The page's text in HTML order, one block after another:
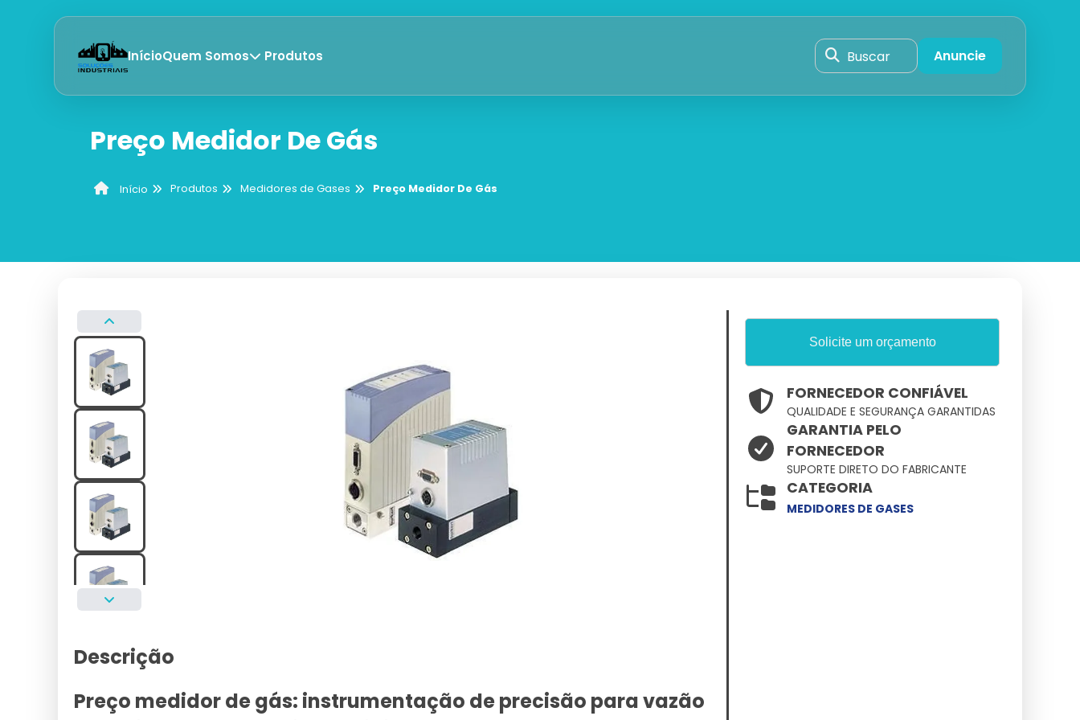
InícioQuem Somos Produtos Buscar Anuncie
Preço Medidor De Gás
Início Produtos Medidores de Gases Preço Medidor De Gás
Descrição
Preço medidor de gás: instrumentação de precisão para vazão
Solicite um orçamento
FORNECEDOR CONFIÁVEL
QUALIDADE E SEGURANÇA GARANTIDAS
GARANTIA PELO
FORNECEDOR
SUPORTE DIRETO DO FABRICANTE
CATEGORIA
MEDIDORES DE GASES